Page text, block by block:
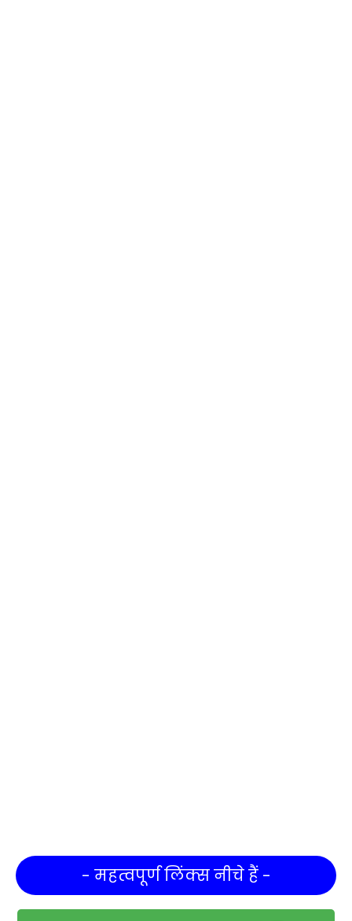
- महत्वपूर्ण लिंक्स नीचे हैं -